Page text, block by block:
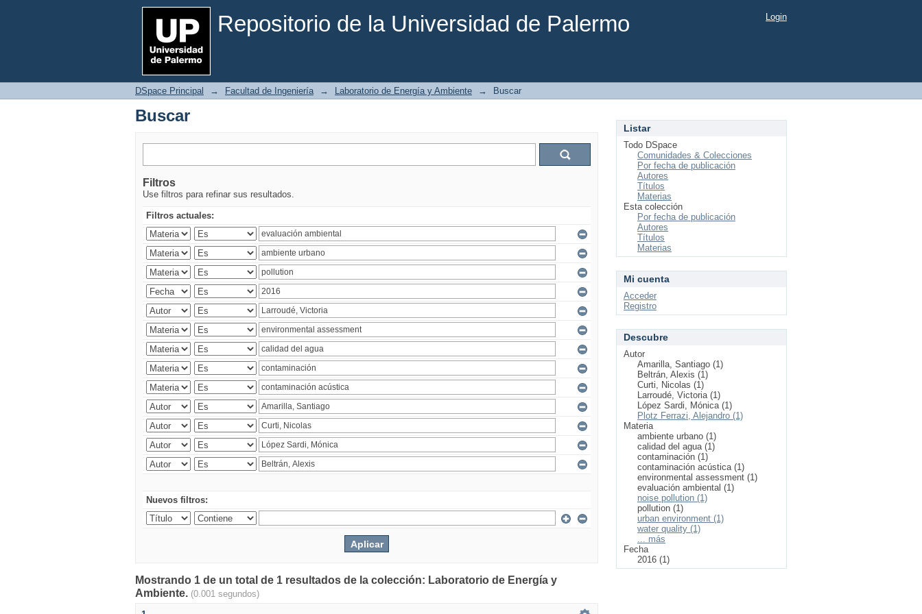
Repositorio de la Universidad de Palermo
Buscar Login
DSpace Principal → Facultad de Ingeniería → Laboratorio de Energía y Ambiente → Buscar
Buscar
Filtros
Use filtros para refinar sus resultados.
Filtros actuales:
Nuevos filtros:
Mostrando 1 de un total de 1 resultados de la colección: Laboratorio de Energía y
Ambiente. (0.001 segundos)
Listar
Todo DSpace
Comunidades & Colecciones
Por fecha de publicación
Autores
Títulos
Materias
Esta colección
Por fecha de publicación
Autores
Títulos
Materias
Mi cuenta
Acceder
Registro
Descubre
Autor
Amarilla, Santiago (1)
Beltrán, Alexis (1)
Curti, Nicolas (1)
Larroudé, Victoria (1)
López Sardi, Mónica (1)
Plotz Ferrazi, Alejandro (1)
Materia
ambiente urbano (1)
calidad del agua (1)
contaminación (1)
contaminación acústica (1)
environmental assessment (1)
evaluación ambiental (1)
noise pollution (1)
pollution (1)
urban environment (1)
water quality (1)
... más
Fecha
2016 (1)